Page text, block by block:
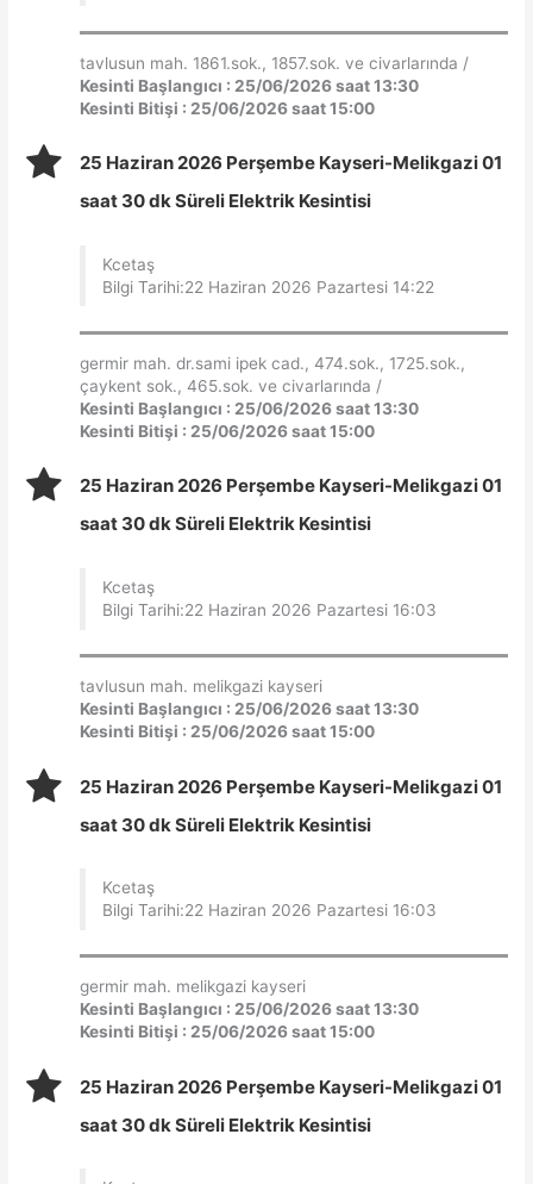
tavlusun mah. 1861.sok., 1857.sok. ve civarlarında /
Kesinti Başlangıcı : 25/06/2026 saat 13:30
Kesinti Bitişi : 25/06/2026 saat 15:00
25 Haziran 2026 Perşembe Kayseri-Melikgazi 01
saat 30 dk Süreli Elektrik Kesintisi
Kcetaş
Bilgi Tarihi:22 Haziran 2026 Pazartesi 14:22
germir mah. dr.sami ipek cad., 474.sok., 1725.sok.,
çaykent sok., 465.sok. ve civarlarında /
Kesinti Başlangıcı : 25/06/2026 saat 13:30
Kesinti Bitişi : 25/06/2026 saat 15:00
25 Haziran 2026 Perşembe Kayseri-Melikgazi 01
saat 30 dk Süreli Elektrik Kesintisi
Kcetaş
Bilgi Tarihi:22 Haziran 2026 Pazartesi 16:03
tavlusun mah. melikgazi kayseri
Kesinti Başlangıcı : 25/06/2026 saat 13:30
Kesinti Bitişi : 25/06/2026 saat 15:00
25 Haziran 2026 Perşembe Kayseri-Melikgazi 01
saat 30 dk Süreli Elektrik Kesintisi
Kcetaş
Bilgi Tarihi:22 Haziran 2026 Pazartesi 16:03
germir mah. melikgazi kayseri
Kesinti Başlangıcı : 25/06/2026 saat 13:30
Kesinti Bitişi : 25/06/2026 saat 15:00
25 Haziran 2026 Perşembe Kayseri-Melikgazi 01
saat 30 dk Süreli Elektrik Kesintisi